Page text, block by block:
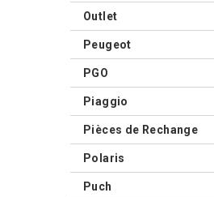
Outlet
Peugeot
PGO
Piaggio
Pièces de Rechange
Polaris
Puch